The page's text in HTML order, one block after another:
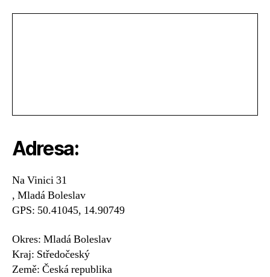
Adresa:
Na Vinici 31
, Mladá Boleslav
GPS: 50.41045, 14.90749
Okres: Mladá Boleslav
Kraj: Středočeský
Země: Česká republika